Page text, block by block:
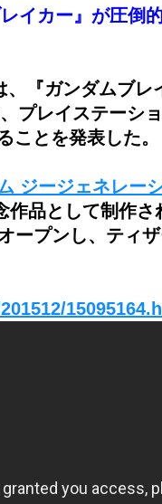
イカー』が圧倒
『ガンダムブレ
プレイステーシ
ことを発表した。
ジージェネレー
作品として制作さ
ープンし、ティ